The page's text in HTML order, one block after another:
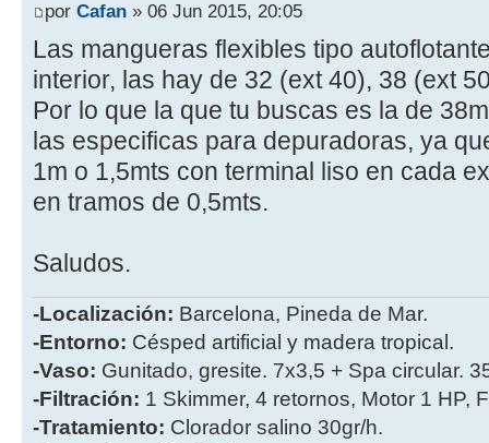
por Cafan » 06 Jun 2015, 20:05
Las mangueras flexibles tipo
interior, las hay de 32 (ext 40), 38 (ext
Por lo que la que tu buscas es la de
las especificas para depuradoras, ya
1m o 1,5mts con terminal liso en cada
en tramos de 0,5mts.
Saludos.
-Localización: Barcelona, Pineda de Mar.
-Entorno: Césped artificial y madera tropical.
-Vaso: Gunitado, gresite. 7x3,5 + Spa circular.
-Filtración: 1 Skimmer, 4 retornos, Motor 1 HP,
-Tratamiento: Clorador salino 30gr/h.